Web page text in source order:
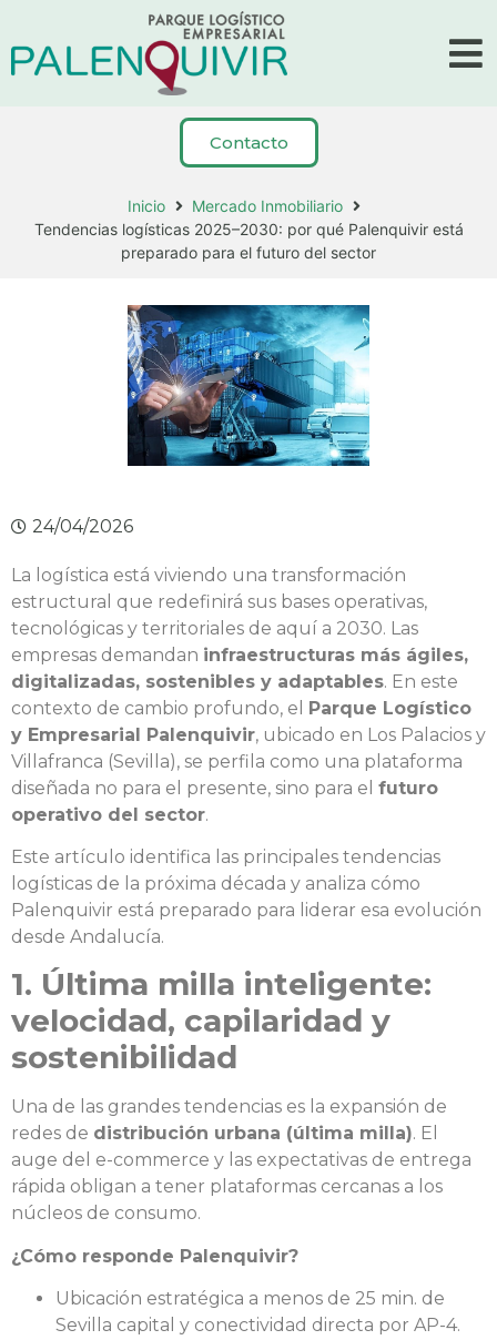
Contacto
Inicio
Mercado Inmobiliario
Tendencias logísticas 2025–2030: por qué Palenquivir está
preparado para el futuro del sector
24/04/2026
La logística está viviendo una transformación
estructural que redefinirá sus bases operativas,
tecnológicas y territoriales de aquí a 2030. Las
empresas demandan infraestructuras más ágiles,
digitalizadas, sostenibles y adaptables. En este
contexto de cambio profundo, el Parque Logístico
y Empresarial Palenquivir, ubicado en Los Palacios y
Villafranca (Sevilla), se perfila como una plataforma
diseñada no para el presente, sino para el futuro
operativo del sector.
Este artículo identifica las principales tendencias
logísticas de la próxima década y analiza cómo
Palenquivir está preparado para liderar esa evolución
desde Andalucía.
1. Última milla inteligente:
velocidad, capilaridad y
sostenibilidad
Una de las grandes tendencias es la expansión de
redes de distribución urbana (última milla). El
auge del e-commerce y las expectativas de entrega
rápida obligan a tener plataformas cercanas a los
núcleos de consumo.
¿Cómo responde Palenquivir?
Ubicación estratégica a menos de 25 min. de
Sevilla capital y conectividad directa por AP-4.